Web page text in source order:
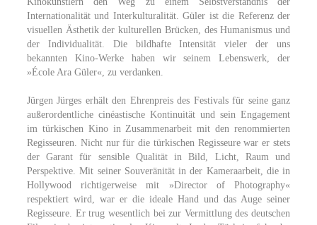
Internationalität und Interkulturalität. Güler ist die Referenz der
visuellen Ästhetik der kulturellen Brücken, des Humanismus und
der Individualität. Die bildhafte Intensität vieler der uns
bekannten Kino-Werke haben wir seinem Lebenswerk, der
»École Ara Güler«, zu verdanken.
Jürgen Jürges erhält den Ehrenpreis des Festivals für seine ganz
außerordentliche cinéastische Kontinuität und sein Engagement
im türkischen Kino in Zusammenarbeit mit den renommierten
Regisseuren. Nicht nur für die türkischen Regisseure war er stets
der Garant für sensible Qualität in Bild, Licht, Raum und
Perspektive. Mit seiner Souveränität in der Kameraarbeit, die in
Hollywood richtigerweise mit »Director of Photography«
respektiert wird, war er die ideale Hand und das Auge seiner
Regisseure. Er trug wesentlich bei zur Vermittlung des deutschen